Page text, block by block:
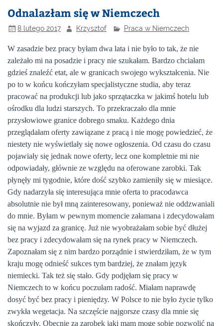
Odnalazłam się w Niemczech
8 lutego 2017 Krzysztof Praca w Niemczech
W zasadzie bez pracy byłam dwa lata i nie było to tak, że nie
zależało mi na posadzie i pracy nie szukałam. Bardzo chciałam
gdzieś znaleźć etat, ale w granicach swojego wykształcenia. Nie
po to w końcu kończyłam specjalistyczne studia, aby teraz
pracować na produkcji lub jako sprzątaczka w jakimś hotelu lub
ośrodku dla ludzi starszych. To przekraczało dla mnie
przysłowiowe granice dobrego smaku. Każdego dnia
przeglądałam oferty zawiązane z pracą i nie mogę powiedzieć, że
niestety nie wyświetlały się nowe ogłoszenia. Od czasu do czasu
pojawiały się jednak nowe oferty, lecz one kompletnie mi nie
odpowiadały, głównie ze względu na oferowane zarobki. Tak
płynęły mi tygodnie, które dość szybko zamieniły się w miesiące.
Gdy nadarzyła się interesująca mnie oferta to pracodawca
absolutnie nie był mną zainteresowany, ponieważ nie oddzwaniali
do mnie. Byłam w pewnym momencie załamana i zdecydowałam
się na wyjazd za granicę. Już nie wyobrażałam sobie być dłużej
bez pracy i zdecydowałam się narynek pracy w Niemczech.
Zapoznałam się z nim bardzo porządnie i stwierdziłam, że w tym
kraju mogę odnieść sukces tym bardziej, że znałam język
niemiecki. Tak też się stało. Gdy podjęłam się pracy w
Niemczech to w końcu poczułam radość. Miałam naprawdę
dosyć być bez pracy i pieniędzy. W Polsce to nie było życie tylko
zwykła wegetacja. Na szczęście najgorsze czasy dla mnie się
skończyły. Obecnie za zarobek jaki mam mogę sobie pozwolić na